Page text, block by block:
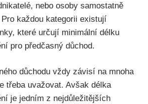
nebo osoby samostatně
každou kategorii existují
které určují minimální délku
pro předčasný důchod.
důchodu vždy závisí na mnoha
třeba uvažovat. Avšak délka
je jedním z nejdůležitějších